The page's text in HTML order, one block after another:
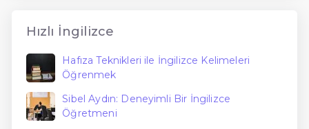
Hızlı İngilizce
Hafıza Teknikleri ile İngilizce Kelimeleri
Öğrenmek
Sibel Aydın: Deneyimli Bir İngilizce
Öğretmeni